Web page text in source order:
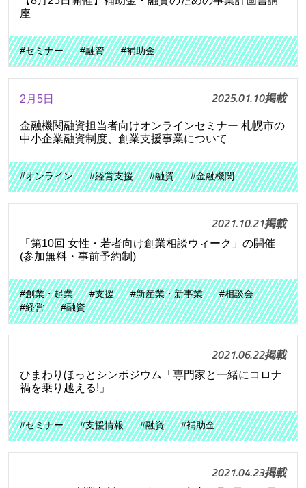
座
#セミナー #融資 #補助金
2月5日 2025.01.10掲載
金融機関融資担当者向けオンラインセミナー 札幌市の
中小企業融資制度、創業支援事業について
#オンライン #経営支援 #融資 #金融機関
2021.10.21掲載
「第10回 女性・若者向け創業相談ウィーク」の開催
(参加無料・事前予約制)
#創業・起業 #支援 #新産業・新事業
#相談会
#経営
#融資
2021.06.22掲載
ひまわりほっとシンポジウム「専門家と一緒にコロナ
禍を乗り越える!」
#セミナー #支援情報 #融資 #補助金
2021.04.23掲載